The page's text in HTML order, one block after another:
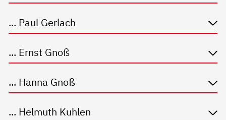
... Paul Gerlach
... Ernst Gnoß
... Hanna Gnoß
... Helmuth Kuhlen